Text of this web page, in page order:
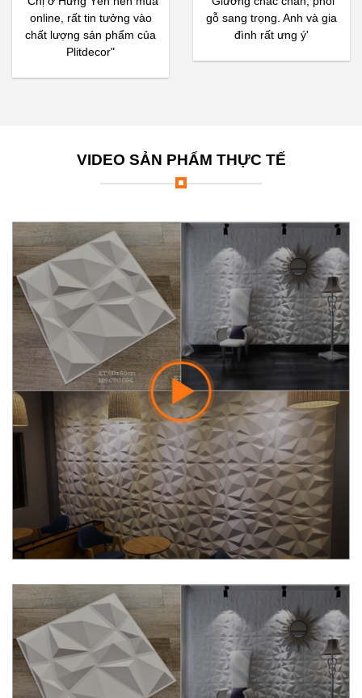
online, rất tin tưởng vào
chất lượng sản phẩm của
Plitdecor"
gỗ sang trọng. Anh và gia
đình rất ưng ý'
VIDEO SẢN PHẨM THỰC TẾ